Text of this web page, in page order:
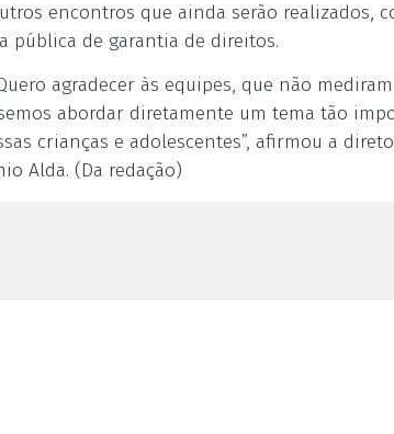
encontros que ainda serão realizados,
pública de garantia de direitos.
agradecer às equipes, que não
abordar diretamente um tema tão
crianças e adolescentes”, afirmou a
Alda. (Da redação)